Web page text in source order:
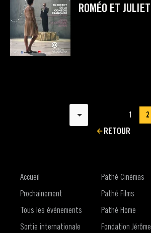
ROMÉO ET
RETOUR
1 2
Accueil
Prochainement
Tous les événements
Sortie internationale
Pathé Cinémas
Pathé Films
Pathé Home
Fondation